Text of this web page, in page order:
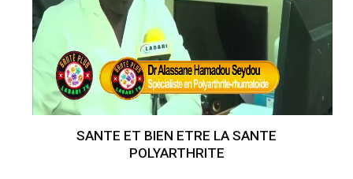
SANTE ET BIEN ETRE LA SANTE
POLYARTHRITE